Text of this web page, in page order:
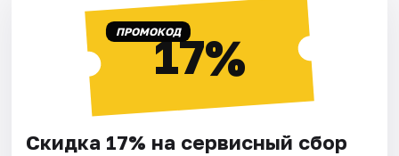
ПРОМОКОД17%
Скидка 17% на сервисный сбор